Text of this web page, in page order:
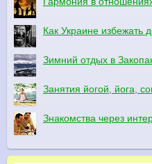
Как Украине избежать
Зимний отдых в
Занятия йогой, йога,
Знакомства через